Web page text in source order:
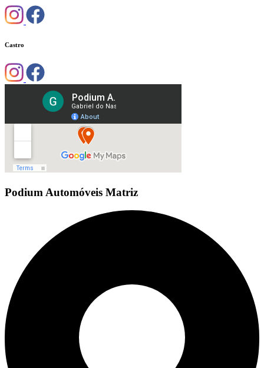
Castro
Podium Automóveis Matriz